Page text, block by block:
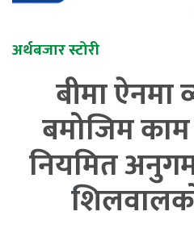
अर्थबजार स्टोरी
बीमा ऐनमा
बमोजिम काम
नियमित